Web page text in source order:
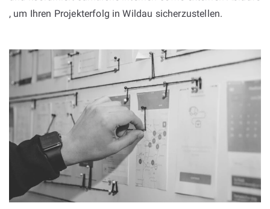
, um Ihren Projekterfolg in Wildau sicherzustellen.